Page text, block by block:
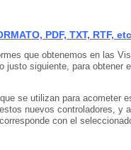
PDF, TXT, RTF,
que obtenemos en las
siguiente, para obtener
se utilizan para acometer
nuevos controladores, y
con el